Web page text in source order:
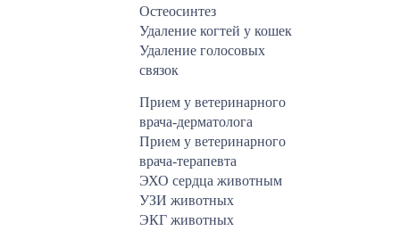
Остеосинтез
Удаление когтей у кошек
Удаление голосовых
связок
Прием у ветеринарного
врача-дерматолога
Прием у ветеринарного
врача-терапевта
ЭХО сердца животным
УЗИ животных
ЭКГ животных